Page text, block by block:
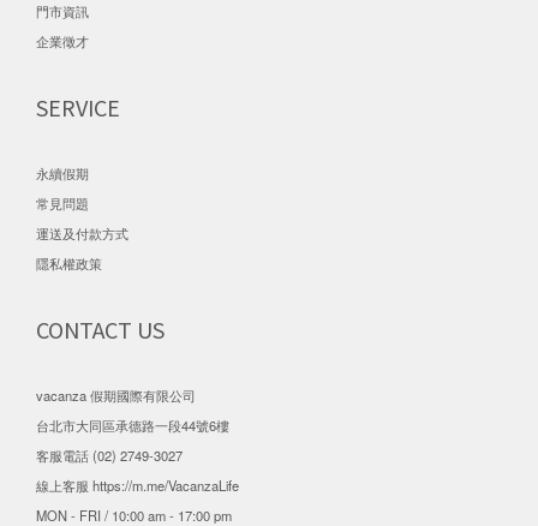
門市資訊
企業徵才
SERVICE
永續假期
常見問題
運送及付款方式
隱私權政策
CONTACT US
vacanza 假期國際有限公司
台北市大同區承德路一段44號6樓
客服電話 (02) 2749-3027
線上客服 https://m.me/VacanzaLife
MON - FRI / 10:00 am - 17:00 pm